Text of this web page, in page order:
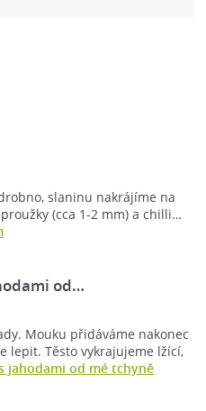
slaninu nakrájíme na
(cca 1-2 mm) a chilli…
od…
Mouku přidáváme nakonec
lepit. Těsto vykrajujeme lžící,
jahodami od mé tchyně